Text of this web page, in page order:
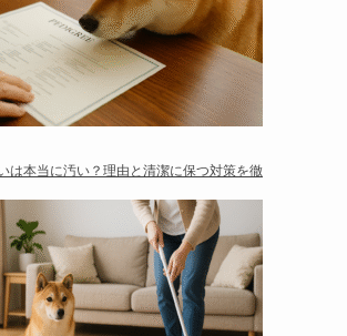
は本当に汚い？理由と清潔に保つ対策を徹